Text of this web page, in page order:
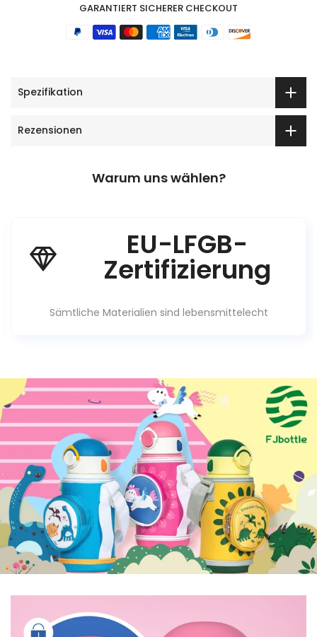
GARANTIERT SICHERER CHECKOUT
Spezifikation
Rezensionen
Warum uns wählen?
EU-LFGB-
Zertifizierung
Sämtliche Materialien sind lebensmittelecht